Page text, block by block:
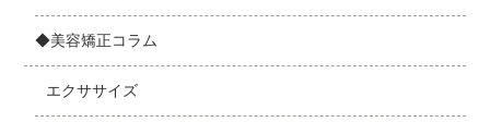
◆美容矯正コラム
エクササイズ